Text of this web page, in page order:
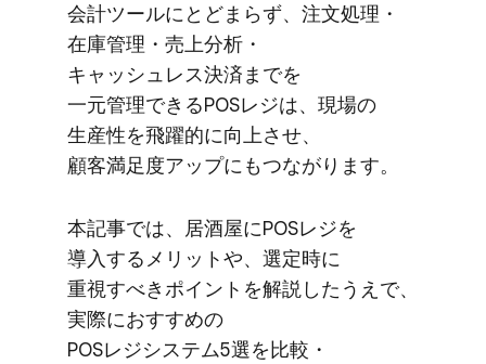
会計ツールにとどまらず、​注文処理・
在庫管理・売上分析・
キャッシュレス決済までを​
一元管理できる​POSレジは、​現場の​
生産性を​飛躍的に​向上させ、​
顧客満足度アップに​もつながります。
本記事では、​居酒屋に​POSレジを​
導入する​メリットや、​選定時に​
重視すべきポイントを​解説したうえで、​
実際に​おすすめの​
POSレジシステム5選を​比較・​